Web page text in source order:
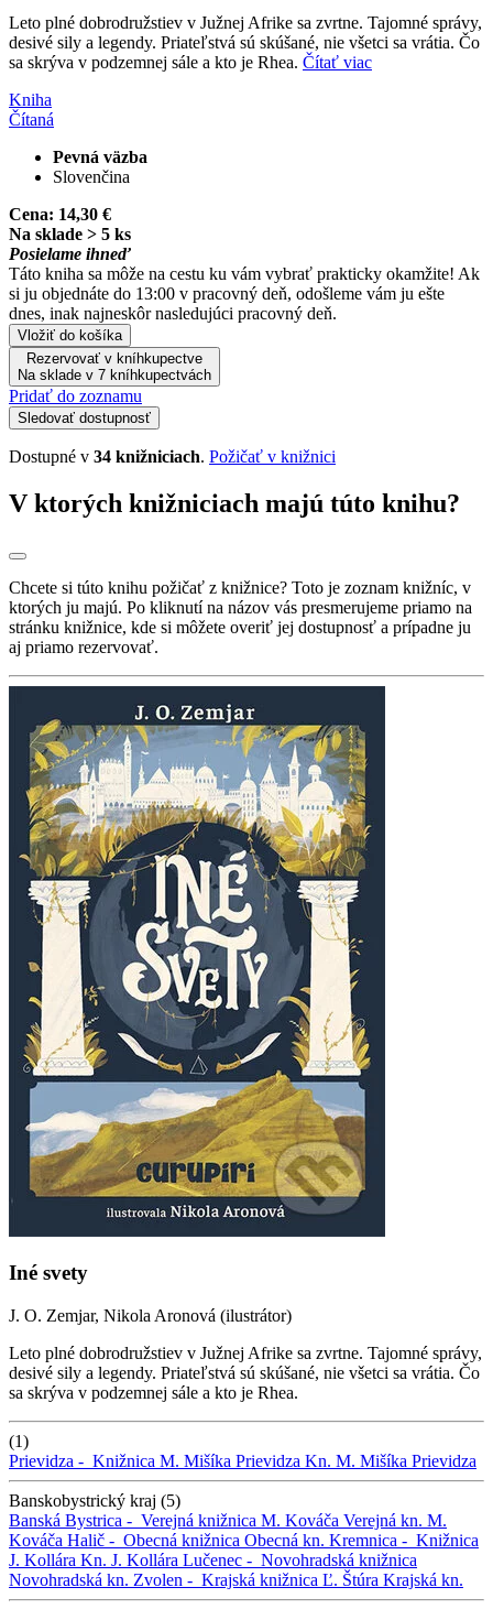
Leto plné dobrodružstiev v Južnej Afrike sa zvrtne. Tajomné správy,
desivé sily a legendy. Priateľstvá sú skúšané, nie všetci sa vrátia. Čo
sa skrýva v podzemnej sále a kto je Rhea. Čítať viac
Kniha
Čítaná
Pevná väzba
Slovenčina
Cena: 14,30 €
Na sklade > 5 ks
Posielame ihneď
Táto kniha sa môže na cestu ku vám vybrať prakticky okamžite! Ak
si ju objednáte do 13:00 v pracovný deň, odošleme vám ju ešte
dnes, inak najneskôr nasledujúci pracovný deň.
Vložiť do košíka
Rezervovať v kníhkupectve
Na sklade v 7 kníhkupectvách
Pridať do zoznamu
Sledovať dostupnosť
Dostupné v 34 knižniciach. Požičať v knižnici
V ktorých knižniciach majú túto knihu?
Chcete si túto knihu požičať z knižnice? Toto je zoznam knižníc, v
ktorých ju majú. Po kliknutí na názov vás presmerujeme priamo na
stránku knižnice, kde si môžete overiť jej dostupnosť a prípadne ju
aj priamo rezervovať.
Iné svety
J. O. Zemjar, Nikola Aronová (ilustrátor)
Leto plné dobrodružstiev v Južnej Afrike sa zvrtne. Tajomné správy,
desivé sily a legendy. Priateľstvá sú skúšané, nie všetci sa vrátia. Čo
sa skrýva v podzemnej sále a kto je Rhea.
(1)
Prievidza - Knižnica M. Mišíka Prievidza Kn. M. Mišíka Prievidza
Banskobystrický kraj (5)
Banská Bystrica - Verejná knižnica M. Kováča Verejná kn. M.
Kováča Halič - Obecná knižnica Obecná kn. Kremnica - Knižnica
J. Kollára Kn. J. Kollára Lučenec - Novohradská knižnica
Novohradská kn. Zvolen - Krajská knižnica Ľ. Štúra Krajská kn.